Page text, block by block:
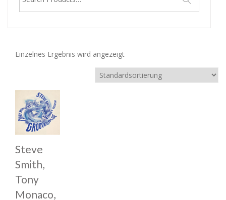
nach:
Einzelnes Ergebnis wird angezeigt
Steve
Smith,
Tony
Monaco,